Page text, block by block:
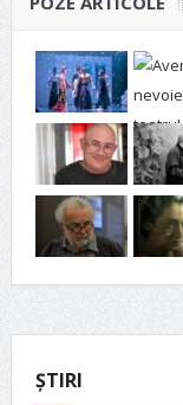
ȘTIRI